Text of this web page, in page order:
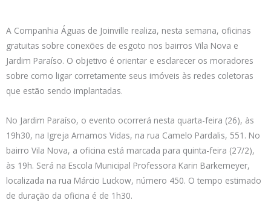
A Companhia Águas de Joinville realiza, nesta semana, oficinas
gratuitas sobre conexões de esgoto nos bairros Vila Nova e
Jardim Paraíso. O objetivo é orientar e esclarecer os moradores
sobre como ligar corretamente seus imóveis às redes coletoras
que estão sendo implantadas.
No Jardim Paraíso, o evento ocorrerá nesta quarta-feira (26), às
19h30, na Igreja Amamos Vidas, na rua Camelo Pardalis, 551. No
bairro Vila Nova, a oficina está marcada para quinta-feira (27/2),
às 19h. Será na Escola Municipal Professora Karin Barkemeyer,
localizada na rua Márcio Luckow, número 450. O tempo estimado
de duração da oficina é de 1h30.